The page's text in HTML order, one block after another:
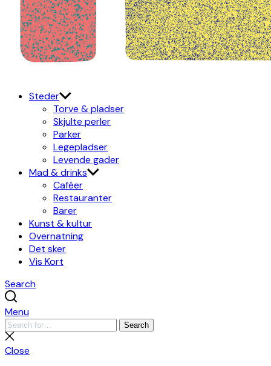
Steder
Torve & pladser
Skjulte perler
Parker
Legepladser
Levende gader
Mad & drinks
Caféer
Restauranter
Barer
Kunst & kultur
Overnatning
Det sker
Vis Kort
Search
Menu
Search
for:
Search
Close
search
Close